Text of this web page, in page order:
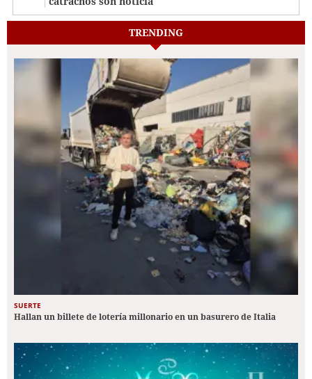
TRENDING
SUERTE
Hallan un billete de lotería millonario en un basurero de Italia